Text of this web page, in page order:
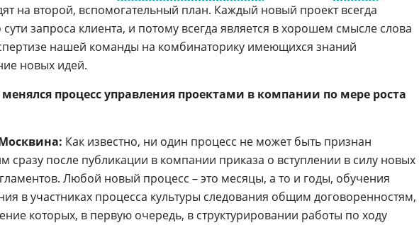
на второй, вспомогательный план. Каждый новый проект всегда
запроса клиента, и потому всегда является в хорошем смысле слова
нашей команды на комбинаторику имеющихся знаний
новых идей.
менялся процесс управления проектами в компании по мере роста
Как известно, ни один процесс не может быть признан
сразу после публикации в компании приказа о вступлении в силу новых
Любой новый процесс – это месяцы, а то и годы, обучения
в участниках процесса культуры следования общим договоренностям,
которых, в первую очередь, в структурировании работы по ходу